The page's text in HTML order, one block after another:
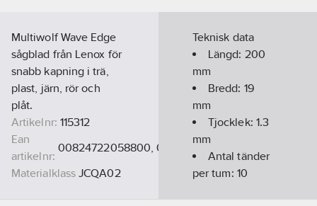
Multiwolf Wave Edge
sågblad från Lenox för
snabb kapning i trä,
plast, järn, rör och
plåt.
Artikelnr: 115312
Ean
artikelnr:
00824722058800, 082472205800, 82472205800
Materialklass JCQA02
Teknisk data
Längd: 200
mm
Bredd: 19
mm
Tjocklek: 1.3
mm
Antal tänder
per tum: 10